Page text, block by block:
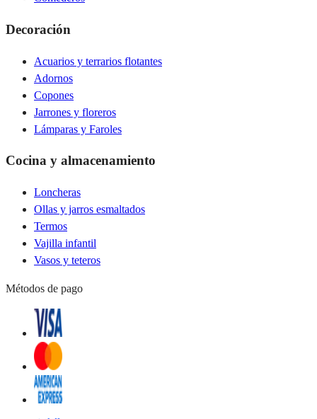
Decoración
Acuarios y terrarios flotantes
Adornos
Copones
Jarrones y floreros
Lámparas y Faroles
Cocina y almacenamiento
Loncheras
Ollas y jarros esmaltados
Termos
Vajilla infantil
Vasos y teteros
Métodos de pago